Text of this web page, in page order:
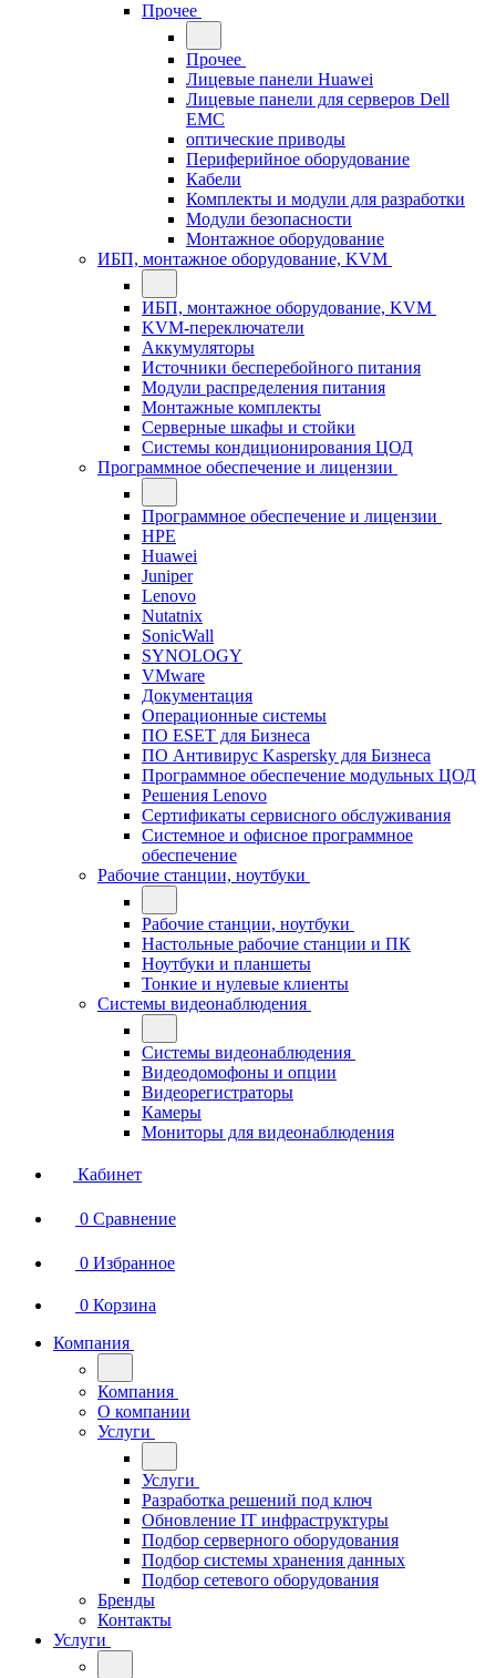
Прочее
Прочее
Лицевые панели Huawei
Лицевые панели для серверов Dell
EMC
оптические приводы
Периферийное оборудование
Кабели
Комплекты и модули для разработки
Модули безопасности
Монтажное оборудование
ИБП, монтажное оборудование, KVM
ИБП, монтажное оборудование, KVM
KVM-переключатели
Аккумуляторы
Источники бесперебойного питания
Модули распределения питания
Монтажные комплекты
Серверные шкафы и стойки
Системы кондиционирования ЦОД
Программное обеспечение и лицензии
Программное обеспечение и лицензии
HPE
Huawei
Juniper
Lenovo
Nutatnix
SonicWall
SYNOLOGY
VMware
Документация
Операционные системы
ПО ESET для Бизнеса
ПО Антивирус Kaspersky для Бизнеса
Программное обеспечение модульных ЦОД
Решения Lenovo
Сертификаты сервисного обслуживания
Системное и офисное программное
обеспечение
Рабочие станции, ноутбуки
Рабочие станции, ноутбуки
Настольные рабочие станции и ПК
Ноутбуки и планшеты
Тонкие и нулевые клиенты
Системы видеонаблюдения
Системы видеонаблюдения
Видеодомофоны и опции
Видеорегистраторы
Камеры
Мониторы для видеонаблюдения
Кабинет
0 Сравнение
0 Избранное
0 Корзина
Компания
Компания
О компании
Услуги
Услуги
Разработка решений под ключ
Обновление IT инфраструктуры
Подбор серверного оборудования
Подбор системы хранения данных
Подбор сетевого оборудования
Бренды
Контакты
Услуги